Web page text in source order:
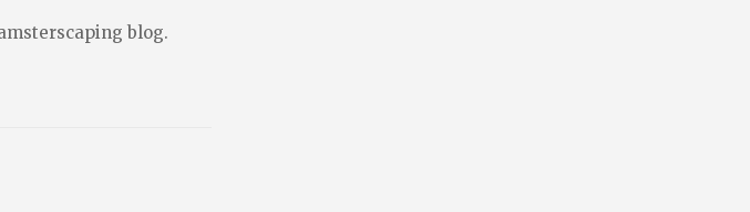
blog.